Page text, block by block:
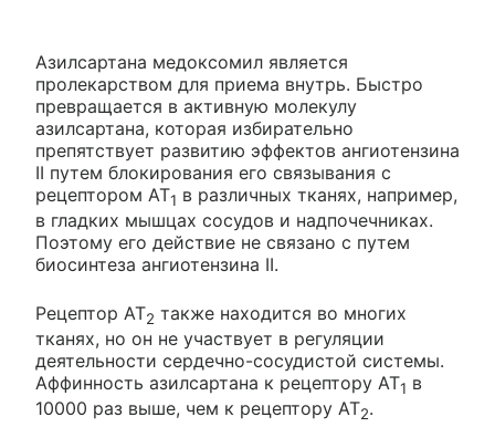
Азилсартана медоксомил является
пролекарством для приема внутрь. Быстро
превращается в активную молекулу
азилсартана, которая избирательно
препятствует развитию эффектов ангиотензина
II путем блокирования его связывания с
рецептором АТ1 в различных тканях, например,
в гладких мышцах сосудов и надпочечниках.
Поэтому его действие не связано с путем
биосинтеза ангиотензина II.
Рецептор AT2 также находится во многих
тканях, но он не участвует в регуляции
деятельности сердечно-сосудистой системы.
Аффинность азилсартана к рецептору AT1 в
10000 раз выше, чем к рецептору AT2.